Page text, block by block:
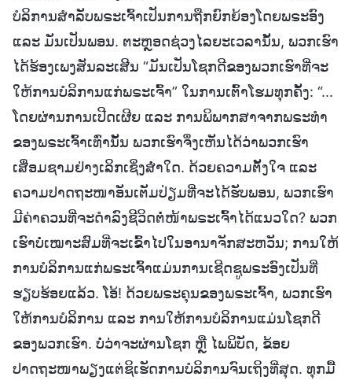
ບໍລິການສຳລັບພຣະເຈົ້າເປັນການຖືກຍົກຍ້ອງໂດຍພຣະອົງ
ແລະ ມັນເປັນພອນ. ຕະຫຼອດຊ່ວງໄລຍະເວລານັ້ນ, ພວກເຮົາ
ໄດ້ຮ້ອງເພງສັນລະເສີນ “ມັນເປັນໂຊກດີຂອງພວກເຮົາທີ່ຈະ
ໃຫ້ການບໍລິການແກ່ພຣະເຈົ້າ” ໃນການເຕົ້າໂຮມທຸກຄັ້ງ: “...
ໂດຍຜ່ານການເປີດເຜີຍ ແລະ ການພິພາກສາຈາກພຣະທໍາ
ຂອງພຣະເຈົ້າເທົ່ານັ້ນ ພວກເຮົາຈຶ່ງເຫັນໄດ້ວ່າພວກເຮົາ
ເສື່ອມຊາມຢ່າງເລິກເຊິ່ງສໍ່າໃດ. ດ້ວຍຄວາມຕັ້ງໃຈ ແລະ
ຄວາມປາດຖະໜາອັນເຕັມປ່ຽມທີ່ຈະໄດ້ຮັບພອນ, ພວກເຮົາ
ມີຄ່າຄວນທີ່ຈະດໍາລົງຊີວິດຕໍ່ໜ້າພຣະເຈົ້າໄດ້ແນວໃດ? ພວກ
ເຮົາບໍ່ເໝາະສົມທີ່ຈະເຂົ້າໄປໃນອານາຈັກສະຫວັນ; ການໃຫ້
ການບໍລິການແກ່ພຣະເຈົ້າແມ່ນການເຊີດຊູພຣະອົງເປັນທີ່
ຮຽບຮ້ອຍແລ້ວ. ໂອ້! ດ້ວຍພຣະຄຸນຂອງພຣະເຈົ້າ, ພວກເຮົາ
ໃຫ້ການບໍລິການ ແລະ ການໃຫ້ການບໍລິການແມ່ນໂຊກດີ
ຂອງພວກເຮົາ. ບໍ່ວ່າຈະຜ່ານໂຊກ ຫຼື ໄພພິບັດ, ຂ້ອຍ
ປາດຖະໜາພຽງແຕ່ຊິເຮັດການບໍລິການຈົນເຖິງທີ່ສຸດ. ທຸກມື້